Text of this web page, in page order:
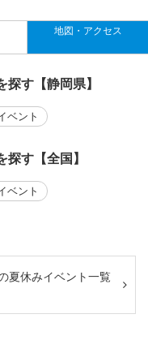
地図・アクセス
す【静岡県】
ベント
す【全国】
ベント
夏休みイベント一覧